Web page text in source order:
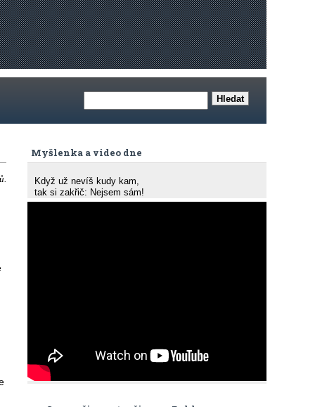
Myšlenka a video dne
Když už nevíš kudy kam,
tak si zakřič: Nejsem sám!